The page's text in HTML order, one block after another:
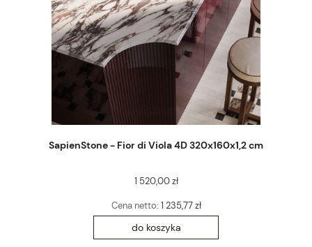
SapienStone - Fior di Viola 4D 320x160x1,2 cm
1 520,00 zł
Cena netto: 1 235,77 zł
do koszyka